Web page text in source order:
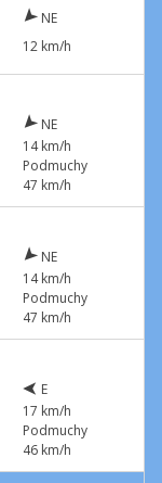
NE
12 km/h
NE
14 km/h
Podmuchy
47 km/h
NE
14 km/h
Podmuchy
47 km/h
E
17 km/h
Podmuchy
46 km/h